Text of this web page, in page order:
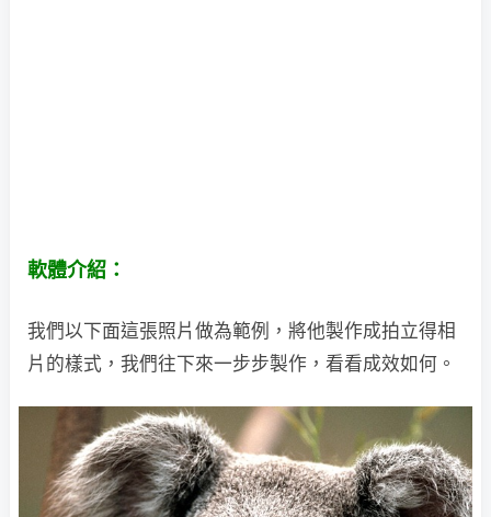
軟體介紹：
我們以下面這張照片做為範例，將他製作成拍立得相
片的樣式，我們往下來一步步製作，看看成效如何。